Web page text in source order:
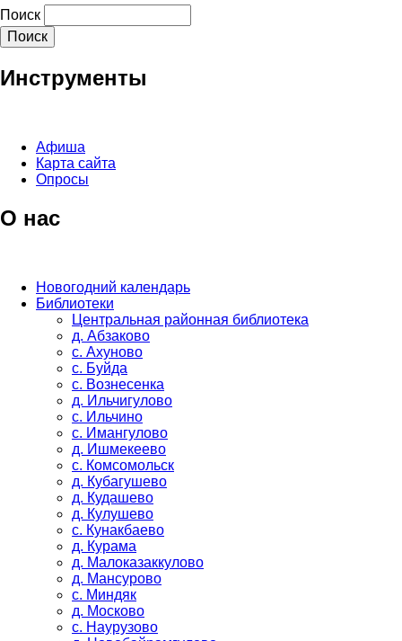
Поиск
Инструменты
Афиша
Карта сайта
Опросы
О нас
Новогодний календарь
Библиотеки
Центральная районная библиотека
д. Абзаково
с. Ахуново
с. Буйда
с. Вознесенка
д. Ильчигулово
с. Ильчино
с. Имангулово
д. Ишмекеево
с. Комсомольск
д. Кубагушево
д. Кудашево
д. Кулушево
с. Кунакбаево
д. Курама
д. Малоказаккулово
д. Мансурово
с. Миндяк
д. Москово
с. Наурузово